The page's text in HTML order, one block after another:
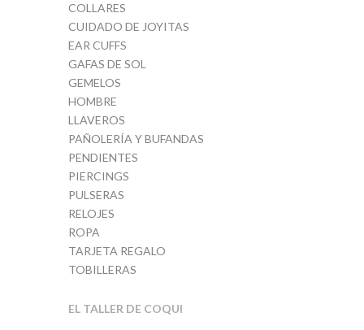
COLLARES
CUIDADO DE JOYITAS
EAR CUFFS
GAFAS DE SOL
GEMELOS
HOMBRE
LLAVEROS
PAÑOLERÍA Y BUFANDAS
PENDIENTES
PIERCINGS
PULSERAS
RELOJES
ROPA
TARJETA REGALO
TOBILLERAS
EL TALLER DE COQUI